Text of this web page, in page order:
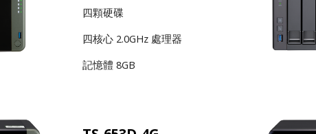
四顆硬碟
四核心 2.0GHz 處理器
記憶體 8GB